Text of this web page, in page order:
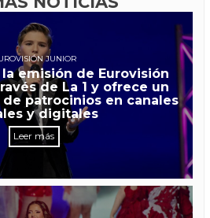
JUNIOR
la emisión de Eurovisión
de La 1 y ofrece un
patrocinios en canales
y digitales
Leer más